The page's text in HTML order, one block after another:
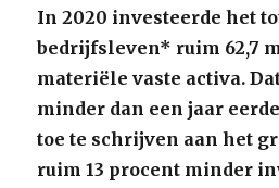
In 2020 investeerde het
bedrijfsleven* ruim 62,7
materiële vaste activa.
minder dan een jaar
toe te schrijven aan het
ruim 13 procent minder